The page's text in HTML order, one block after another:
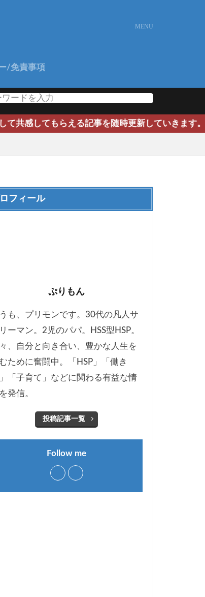
/免責事項
える記事を随時更新していきます。よろしくお願
フィール
ぷりもん
も、プリモンです。30代の凡人サ
ーマン。2児のパパ。HSS型HSP。
、自分と向き合い、豊かな人生を
ために奮闘中。「HSP」「働き
「子育て」などに関わる有益な情
発信。
投稿記事一覧
Follow me